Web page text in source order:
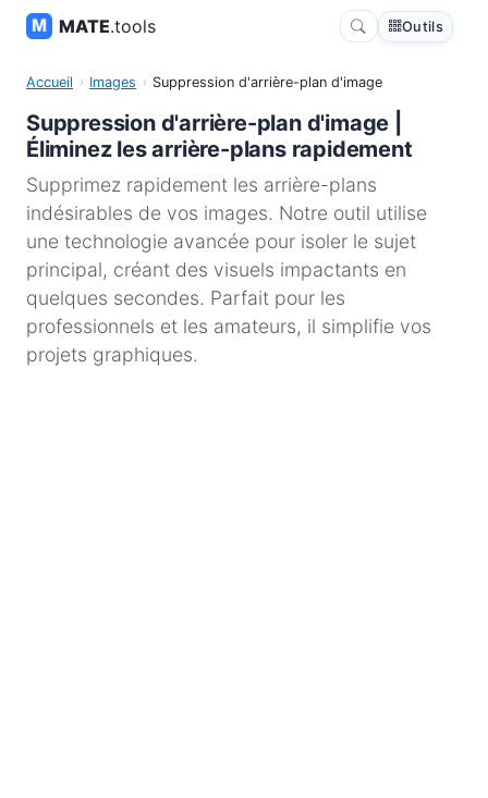
MATE.tools Outils
Accueil Images Suppression d'arrière-plan d'image
Suppression d'arrière-plan d'image |
Éliminez les arrière-plans rapidement
Supprimez rapidement les arrière-plans
indésirables de vos images. Notre outil utilise
une technologie avancée pour isoler le sujet
principal, créant des visuels impactants en
quelques secondes. Parfait pour les
professionnels et les amateurs, il simplifie vos
projets graphiques.